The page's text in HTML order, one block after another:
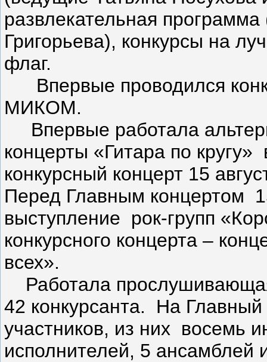
развлекательная
Григорьева), конкурсы на
флаг.
Впервые проводился
МИКОМ.
Впервые работала
концерты «Гитара по кругу»
конкурсный концерт 15
Перед Главным концертом
выступление рок-групп
конкурсного концерта –
всех».
Работала
42 конкурсанта. На
участников, из них восемь
исполнителей, 5 ансамблей